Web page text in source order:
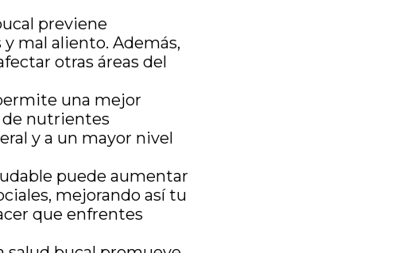
previene
mal aliento. Además,
otras áreas del
una mejor
de nutrientes
y a un mayor nivel
puede aumentar
mejorando así tu
que enfrentes